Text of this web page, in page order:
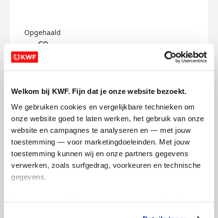
Welkom bij KWF. Fijn dat je onze website bezoekt.
We gebruiken cookies en vergelijkbare technieken om
onze website goed te laten werken, het gebruik van onze
website en campagnes te analyseren en — met jouw
toestemming — voor marketingdoeleinden. Met jouw
toestemming kunnen wij en onze partners gegevens
verwerken, zoals surfgedrag, voorkeuren en technische
gegevens.
Opgehaald
€0
Doneer
Lauri's badges